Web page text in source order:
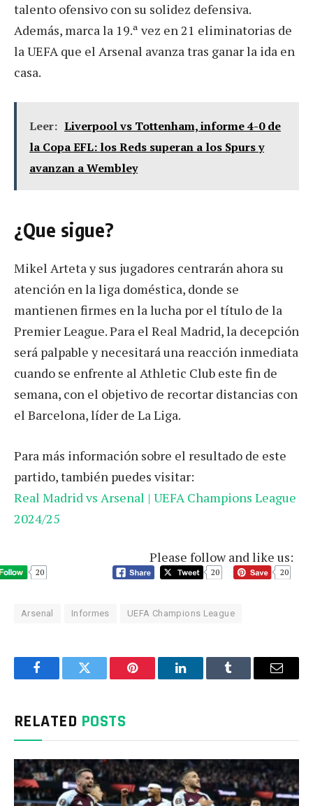
talento ofensivo con su solidez defensiva.
Además, marca la 19.ª vez en 21 eliminatorias de
la UEFA que el Arsenal avanza tras ganar la ida en
casa.
Leer: Liverpool vs Tottenham, informe 4-0 de
la Copa EFL: los Reds superan a los Spurs y
avanzan a Wembley
¿Que sigue?
Mikel Arteta y sus jugadores centrarán ahora su
atención en la liga doméstica, donde se
mantienen firmes en la lucha por el título de la
Premier League. Para el Real Madrid, la decepción
será palpable y necesitará una reacción inmediata
cuando se enfrente al Athletic Club este fin de
semana, con el objetivo de recortar distancias con
el Barcelona, líder de La Liga.
Para más información sobre el resultado de este
partido, también puedes visitar:
Real Madrid vs Arsenal | UEFA Champions League
2024/25
Please follow and like us:
20 20 20
Arsenal Informes UEFA Champions League
FacebookTwitter Pinterest LinkedInTumblr Email
RELATED POSTS